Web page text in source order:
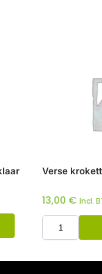
Verse
13,00 € Incl.